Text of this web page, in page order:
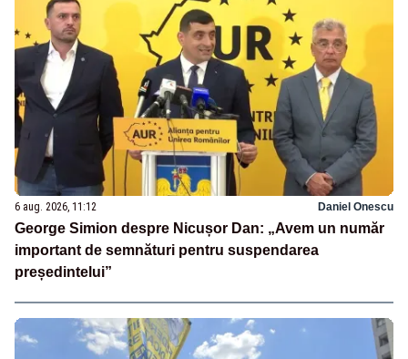
6 aug. 2026, 11:12 Daniel Onescu
George Simion despre Nicușor Dan: „Avem un număr
important de semnături pentru suspendarea
președintelui”